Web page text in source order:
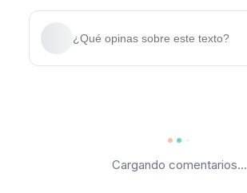
¿Qué opinas sobre este texto?
Cargando comentarios...